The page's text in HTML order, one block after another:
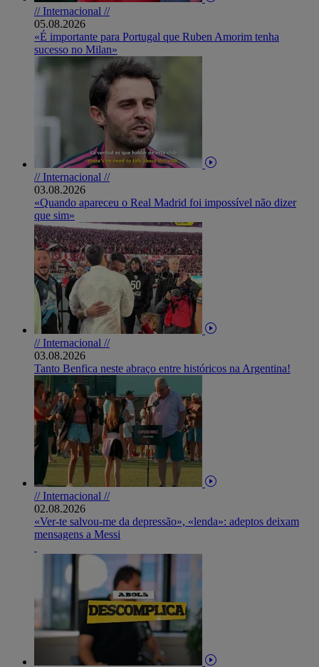
// Internacional //
05.08.2026
«É importante para Portugal que Ruben Amorim tenha
sucesso no Milan»
// Internacional //
03.08.2026
«Quando apareceu o Real Madrid foi impossível não dizer
que sim»
// Internacional //
03.08.2026
Tanto Benfica neste abraço entre históricos na Argentina!
// Internacional //
02.08.2026
«Ver-te salvou-me da depressão», «lenda»: adeptos deixam
mensagens a Messi